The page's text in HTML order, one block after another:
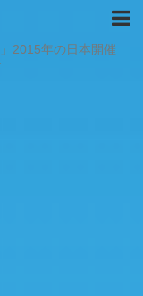
2015年の日本開催